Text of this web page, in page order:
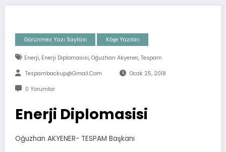
Görünmez Yazı Sayfası Köşe Yazıları
Enerji, Enerji Diplomasisi, Oğuzhan Akyener, Tespam
Tespambackup@gmail.com Ocak 25, 2018
0 Yorumlar
Enerji Diplomasisi
Oğuzhan AKYENER- TESPAM Başkanı